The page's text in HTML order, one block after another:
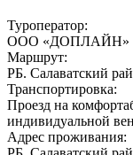
Туроператор:
ООО «ДОПЛАЙН»
Маршрут:
РБ. Салаватский
Транспортировка:
Проезд на
индивидуальной
Адрес проживания: